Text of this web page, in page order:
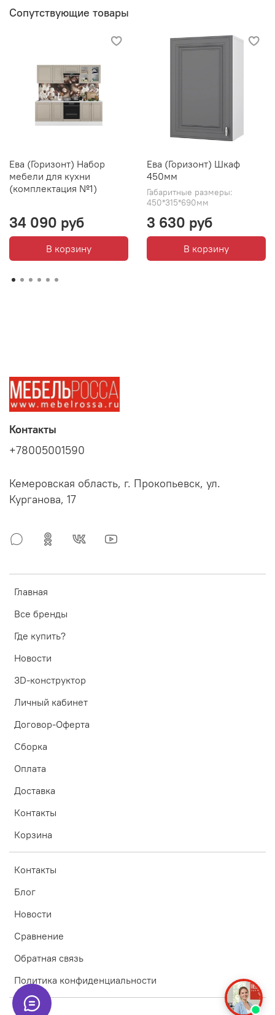
Сопутствующие товары
Ева (Горизонт) Набор
мебели для кухни
(комплектация №1)
34 090 руб
В корзину
Ева (Горизонт) Шкаф
450мм
Габаритные размеры:
450*315*690мм
3 630 руб
В корзину
Главная
Все бренды
Где купить?
Новости
3D-конструктор
Личный кабинет
Договор-Оферта
Сборка
Оплата
Доставка
Контакты
Корзина
Контакты
Блог
Новости
Сравнение
Обратная связь
Политика конфиденциальности
Контакты
+78005001590
Кемеровская область, г. Прокопьевск, ул.
Курганова, 17